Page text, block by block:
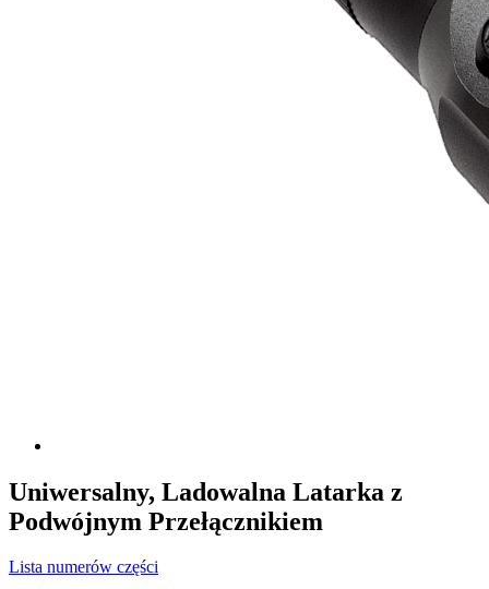
Uniwersalny, Ladowalna Latarka z
Podwójnym Przełącznikiem
Lista numerów części